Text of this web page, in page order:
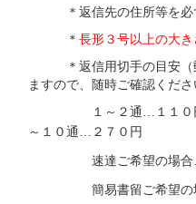
＊返信先の住所等を必ず
＊ 長形３号以上の大
＊返信用切手の目安（郵
ますので、随時ご確認くださ
１～２通 … １１
～１０通 … ２７０円
速達ご希望の場合
簡易書留ご希望の